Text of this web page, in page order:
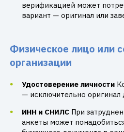
верификацией может
вариант — оригинал или
Физическое лицо или
организации
Удостоверение личности
— исключительно оригинал
ИНН и СНИЛС При
анкеты может